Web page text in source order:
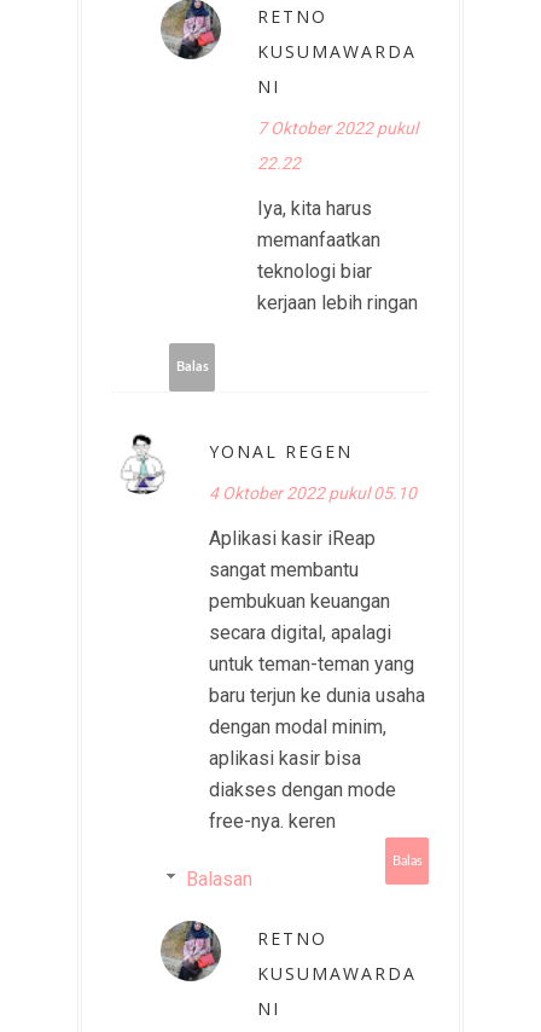
RETNO
KUSUMAWARDA
NI
7 Oktober 2022 pukul
22.22
Iya, kita harus
memanfaatkan
teknologi biar
kerjaan lebih ringan
Balas
YONAL REGEN
4 Oktober 2022 pukul 05.10
Aplikasi kasir iReap
sangat membantu
pembukuan keuangan
secara digital, apalagi
untuk teman-teman yang
baru terjun ke dunia usaha
dengan modal minim,
aplikasi kasir bisa
diakses dengan mode
free-nya. keren
Balas
Balasan
RETNO
KUSUMAWARDA
NI